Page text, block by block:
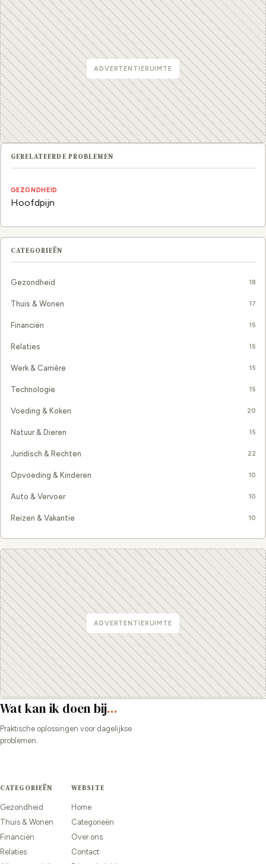
ADVERTENTIERUIMTE
GERELATEERDE PROBLEMEN
GEZONDHEID
Hoofdpijn
CATEGORIEËN
Gezondheid 18
Thuis & Wonen 17
Financiën 15
Relaties 15
Werk & Carrière 15
Technologie 15
Voeding & Koken 20
Natuur & Dieren 15
Juridisch & Rechten 22
Opvoeding & Kinderen 10
Auto & Vervoer 10
Reizen & Vakantie 10
ADVERTENTIERUIMTE
Wat kan ik doen bij...
Praktische oplossingen voor dagelijkse
problemen.
CATEGORIEËN
Gezondheid
Thuis & Wonen
Financiën
Relaties
WEBSITE
Home
Categorieën
Over ons
Contact